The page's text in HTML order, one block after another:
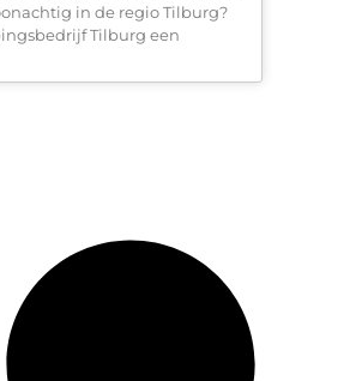
in de regio Tilburg?
Tilburg een